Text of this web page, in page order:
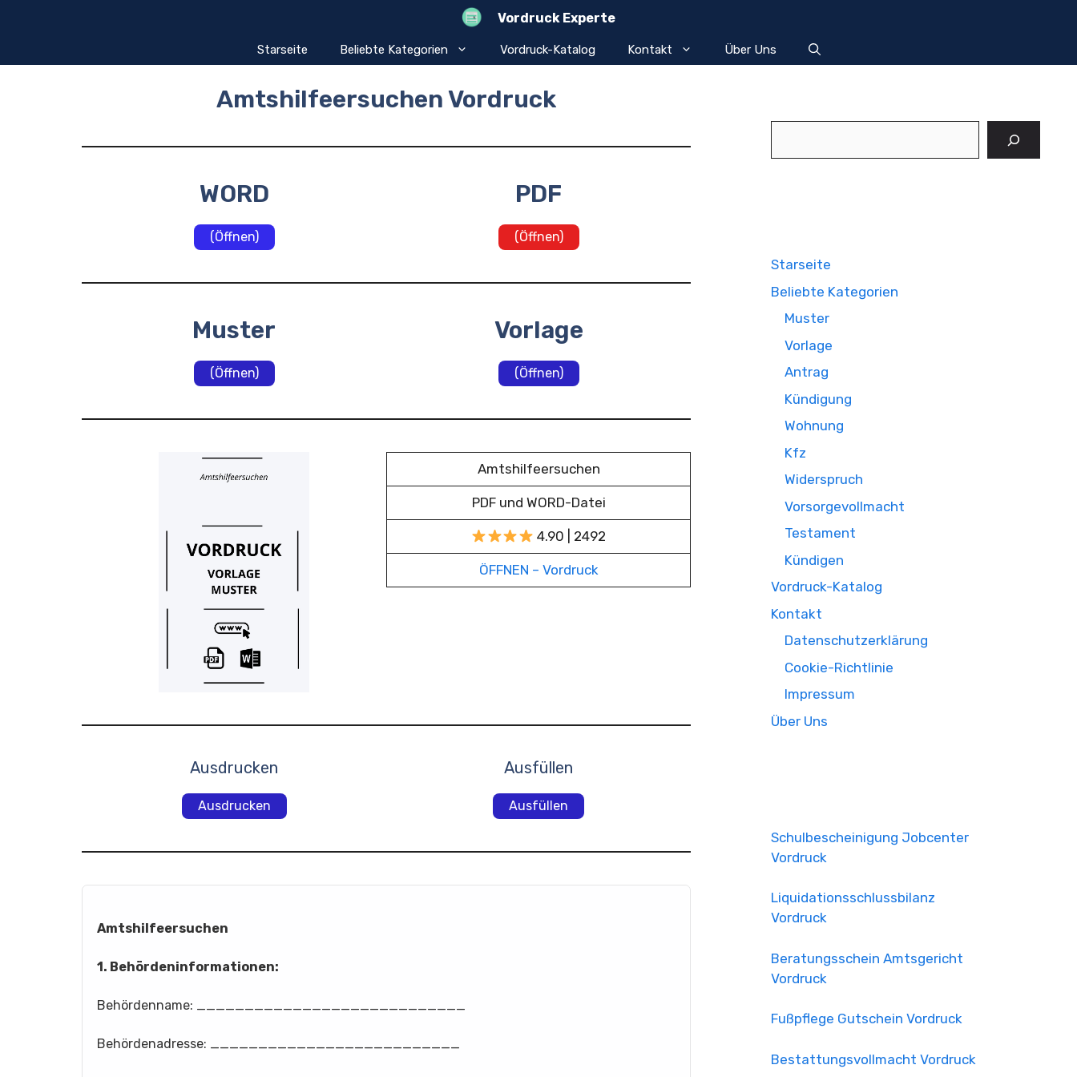
Vordruck Experte
Starseite Beliebte Kategorien Vordruck-Katalog Kontakt Über Uns
Amtshilfeersuchen Vordruck
WORD
(Öffnen)
PDF
(Öffnen)
Muster
(Öffnen)
Vorlage
(Öffnen)
Amtshilfeersuchen
PDF und WORD-Datei
4.90 | 2492
ÖFFNEN – Vordruck
Ausdrucken
Ausdrucken
Ausfüllen
Ausfüllen
Amtshilfeersuchen
1. Behördeninformationen:
Behördenname: ____________________________
Behördenadresse: __________________________
Starseite
Beliebte Kategorien
Muster
Vorlage
Antrag
Kündigung
Wohnung
Kfz
Widerspruch
Vorsorgevollmacht
Testament
Kündigen
Vordruck-Katalog
Kontakt
Datenschutzerklärung
Cookie-Richtlinie
Impressum
Über Uns
Schulbescheinigung Jobcenter
Vordruck
Liquidationsschlussbilanz
Vordruck
Beratungsschein Amtsgericht
Vordruck
Fußpflege Gutschein Vordruck
Bestattungsvollmacht Vordruck